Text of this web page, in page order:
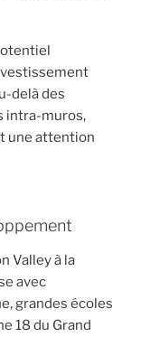
delà des
intra-muros,
une attention
Valley à la
avec
grandes écoles
18 du Grand